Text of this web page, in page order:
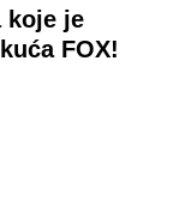
koje je
FOX!